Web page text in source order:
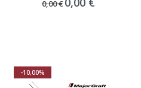
0,00 €
-10,00%